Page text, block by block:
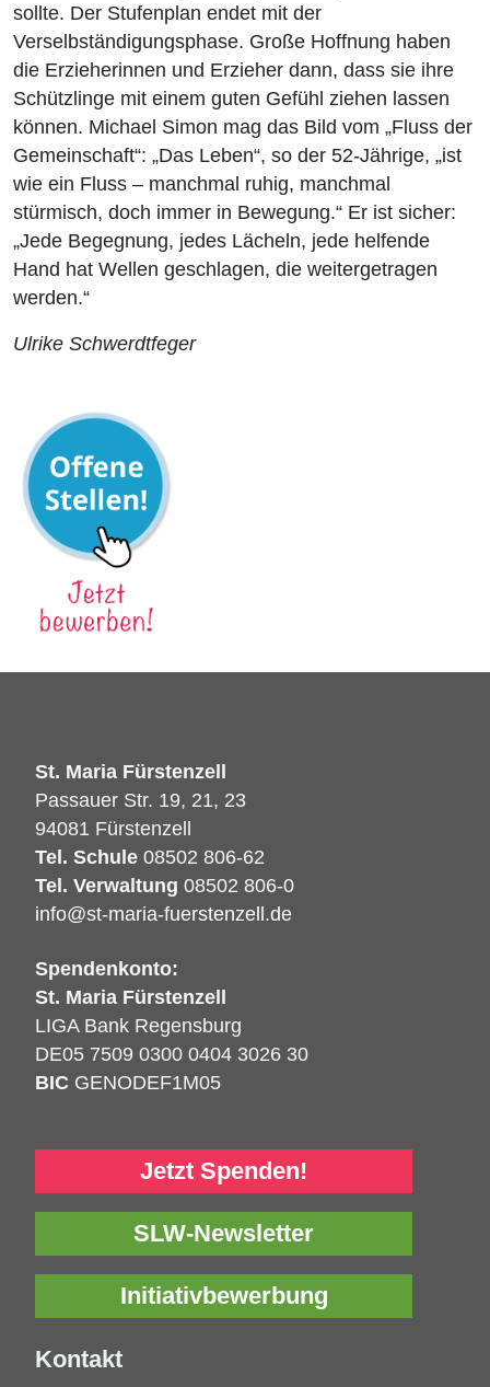
sollte. Der Stufenplan endet mit der
Verselbständigungsphase. Große Hoffnung haben
die Erzieherinnen und Erzieher dann, dass sie ihre
Schützlinge mit einem guten Gefühl ziehen lassen
können. Michael Simon mag das Bild vom „Fluss der
Gemeinschaft“: „Das Leben“, so der 52-Jährige, „ist
wie ein Fluss – manchmal ruhig, manchmal
stürmisch, doch immer in Bewegung.“ Er ist sicher:
„Jede Begegnung, jedes Lächeln, jede helfende
Hand hat Wellen geschlagen, die weitergetragen
werden.“
Ulrike Schwerdtfeger
St. Maria Fürstenzell
Passauer Str. 19, 21, 23
94081 Fürstenzell
Tel. Schule 08502 806-62
Tel. Verwaltung 08502 806-0
info@st-maria-fuerstenzell.de
Spendenkonto:
St. Maria Fürstenzell
LIGA Bank Regensburg
DE05 7509 0300 0404 3026 30
BIC GENODEF1M05
Jetzt Spenden!
SLW-Newsletter
Initiativbewerbung
Kontakt